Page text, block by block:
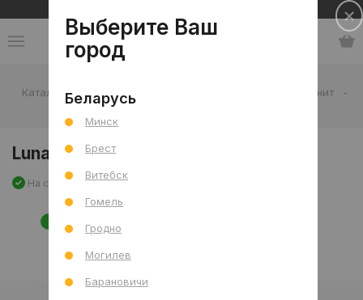
Каталог - Керамогранит
-
Luna Perla DF Crystal Sat 120x280 R
Luna Perla DF Crystal Sat 120x280 R
На складе Артикул: 0000030622
Выберите Ваш
город
Беларусь
Минск
Брест
Витебск
Гомель
Гродно
Могилев
Барановичи